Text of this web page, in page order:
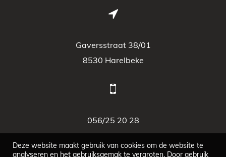
Gaversstraat 38/01
8530 Harelbeke
056/25 20 28
Deze website maakt gebruik van cookies om de website te
analyseren en het gebruiksgemak te vergroten. Door gebruik